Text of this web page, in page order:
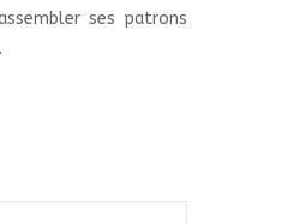
ses patrons